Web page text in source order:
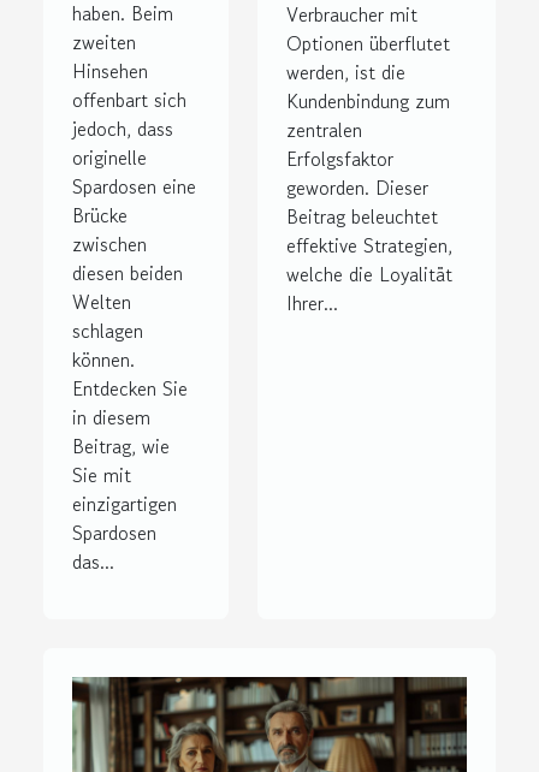
haben. Beim
zweiten
Hinsehen
offenbart sich
jedoch, dass
originelle
Spardosen eine
Brücke
zwischen
diesen beiden
Welten
schlagen
können.
Entdecken Sie
in diesem
Beitrag, wie
Sie mit
einzigartigen
Spardosen
das...
Verbraucher mit
Optionen überflutet
werden, ist die
Kundenbindung zum
zentralen
Erfolgsfaktor
geworden. Dieser
Beitrag beleuchtet
effektive Strategien,
welche die Loyalität
Ihrer...